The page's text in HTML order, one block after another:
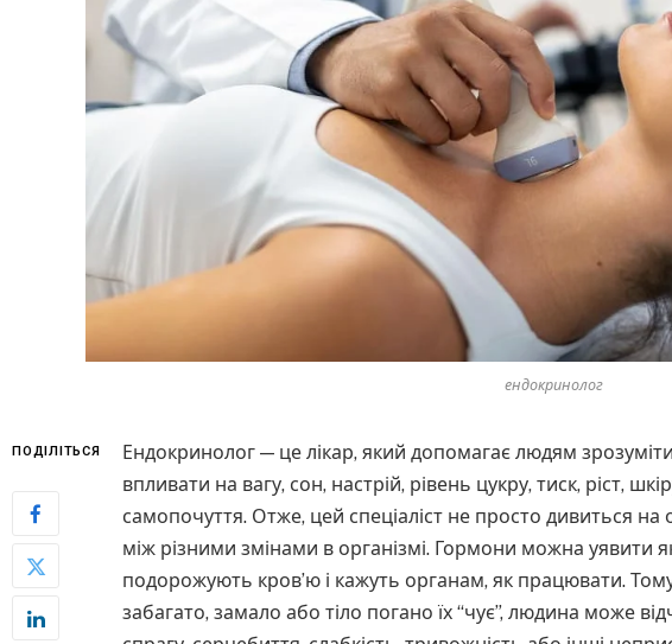
ендокринолог
ПОДІЛІТЬСЯ
Ендокринолог — це лікар, який допомагає людям
впливати на вагу, сон, настрій, рівень цукру, тиск, ріст,
самопочуття. Отже, цей спеціаліст не просто дивиться на
між різними змінами в організмі. Гормони можна уявити
подорожують кров’ю і кажуть органам, як працювати.
забагато, замало або тіло погано їх “чує”, людина може